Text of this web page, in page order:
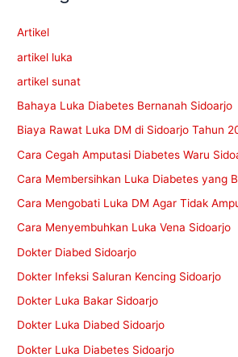
Artikel
artikel luka
artikel sunat
Bahaya Luka Diabetes Bernanah Sidoarjo
Biaya Rawat Luka DM di Sidoarjo Tahun
Cara Cegah Amputasi Diabetes Waru
Cara Membersihkan Luka Diabetes yang
Cara Mengobati Luka DM Agar Tidak
Cara Menyembuhkan Luka Vena Sidoarjo
Dokter Diabed Sidoarjo
Dokter Infeksi Saluran Kencing Sidoarjo
Dokter Luka Bakar Sidoarjo
Dokter Luka Diabed Sidoarjo
Dokter Luka Diabetes Sidoarjo